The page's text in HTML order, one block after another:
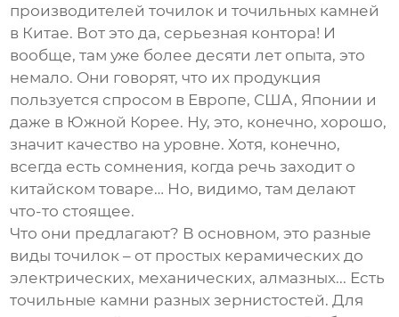
производителей точилок и точильных камней
в Китае. Вот это да, серьезная контора! И
вообще, там уже более десяти лет опыта, это
немало. Они говорят, что их продукция
пользуется спросом в Европе, США, Японии и
даже в Южной Корее. Ну, это, конечно, хорошо,
значит качество на уровне. Хотя, конечно,
всегда есть сомнения, когда речь заходит о
китайском товаре… Но, видимо, там делают
что-то стоящее.
Что они предлагают? В основном, это разные
виды точилок – от простых керамических до
электрических, механических, алмазных... Есть
точильные камни разных зернистостей. Для